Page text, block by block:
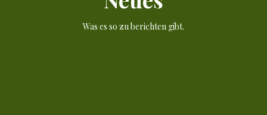
Was es so zu berichten gibt.